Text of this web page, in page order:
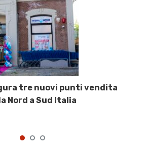
tre nuovi punti vendita
Nord a Sud Italia